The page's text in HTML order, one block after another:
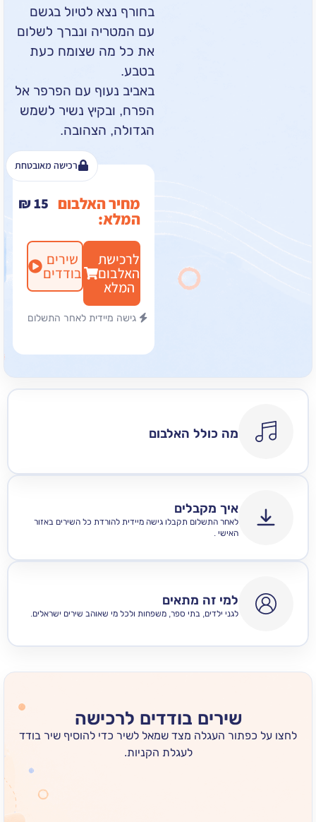
בחורף נצא לטיול בגשם
עם המטריה ונברך לשלום
את כל מה שצומח כעת
באביב נעוף עם הפרפר אל
הפרח, ובקיץ נשיר לשמש
הגדולה, הצהובה.
מחיר האלבום ₪15
האלבום
המלא
שירים
בודדים
גישה מיידית לאחר התשלום
רכישה מאובטחת
מה כולל האלבום
איך מקבלים
לאחר התשלום תקבלו גישה מיידית להורדת כל השירים באזור
למי זה מתאים
לגני ילדים, בתי ספר, משפחות ולכל מי שאוהב שירים ישראלים.
שירים בודדים לרכישה
כפתור העגלה מצד שמאל לשיר כדי להוסיף שיר בודד
לעגלת הקניות.